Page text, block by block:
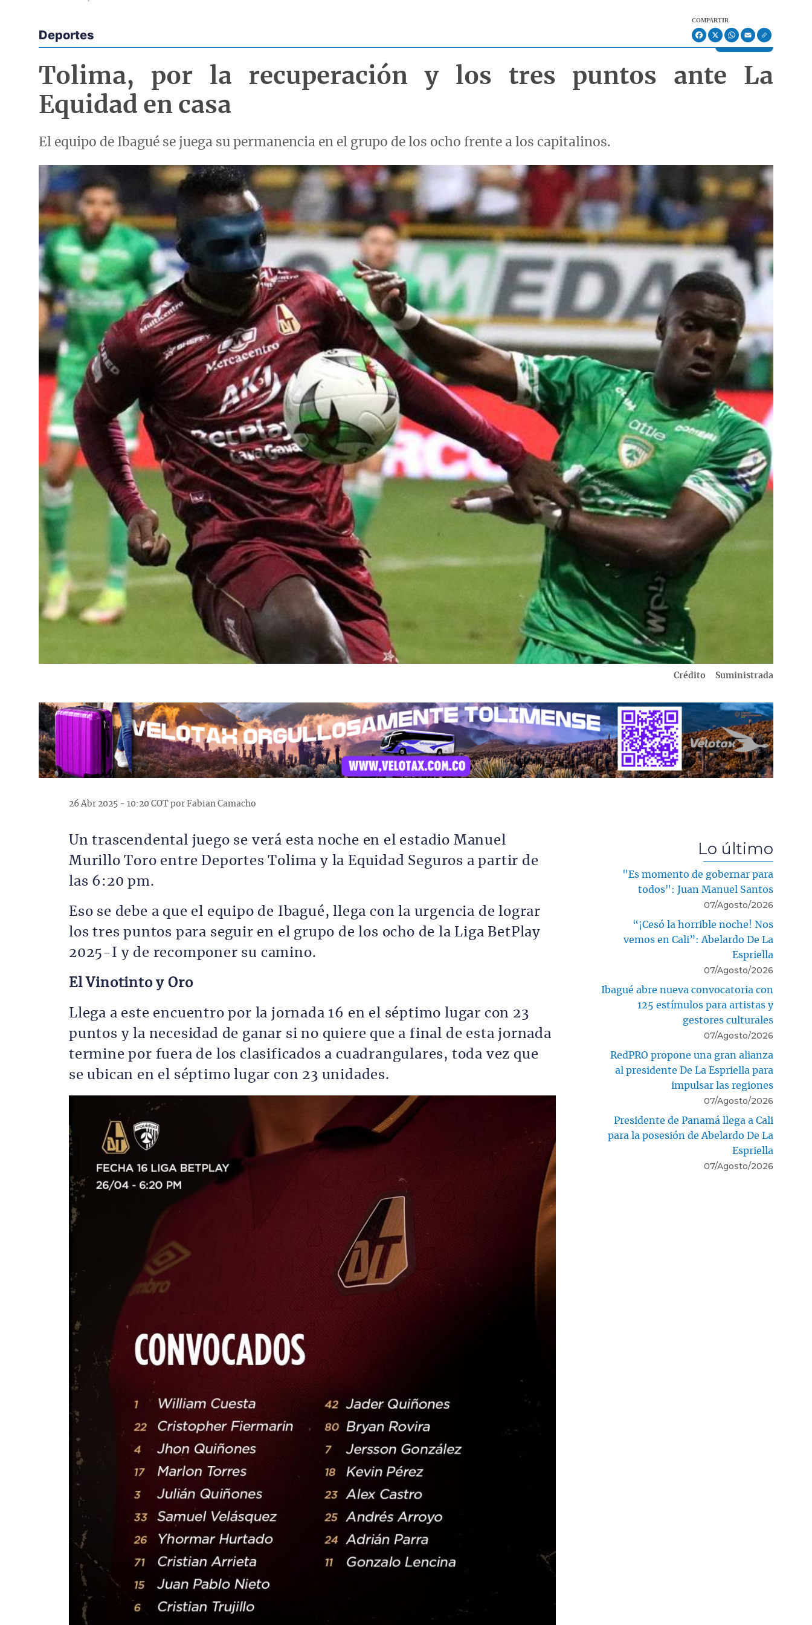
Econoticias y Eventos
Deportes
COMPARTIR
Facebook
X WhatsApp
Email
Tolima, por la recuperación y los tres puntos ante La
Equidad en casa
El equipo de Ibagué se juega su permanencia en el grupo de los ocho frente a los capitalinos.
Imagen
Crédito Suministrada
26 Abr 2025 - 10:20 COT por Fabian Camacho
Un trascendental juego se verá esta noche en el estadio Manuel
Murillo Toro entre Deportes Tolima y la Equidad Seguros a partir de
las 6:20 pm.
Eso se debe a que el equipo de Ibagué, llega con la urgencia de lograr
los tres puntos para seguir en el grupo de los ocho de la Liga BetPlay
2025-I y de recomponer su camino.
El Vinotinto y Oro
Llega a este encuentro por la jornada 16 en el séptimo lugar con 23
puntos y la necesidad de ganar si no quiere que a final de esta jornada
termine por fuera de los clasificados a cuadrangulares, toda vez que
se ubican en el séptimo lugar con 23 unidades.
Lo último
"Es momento de gobernar para
todos": Juan Manuel Santos
07/Agosto/2026
“¡Cesó la horrible noche! Nos
vemos en Cali”: Abelardo De La
Espriella
07/Agosto/2026
Ibagué abre nueva convocatoria con
125 estímulos para artistas y
gestores culturales
07/Agosto/2026
RedPRO propone una gran alianza
al presidente De La Espriella para
impulsar las regiones
07/Agosto/2026
Presidente de Panamá llega a Cali
para la posesión de Abelardo De La
Espriella
07/Agosto/2026